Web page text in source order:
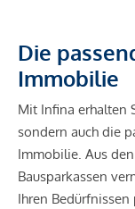
Die
Immobilie
Mit Infina erhalten
sondern auch die
Immobilie. Aus
Bausparkassen
Ihren